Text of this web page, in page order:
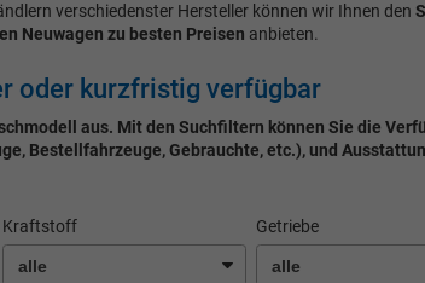
verschiedenster Hersteller können wir Ihnen den
Neuwagen zu besten Preisen anbieten.
oder kurzfristig verfügbar
aus. Mit den Suchfiltern können Sie die
Bestellfahrzeuge, Gebrauchte, etc.), und
Kraftstoff Getriebe